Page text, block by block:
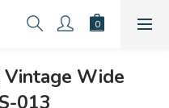
Vintage Wide
013